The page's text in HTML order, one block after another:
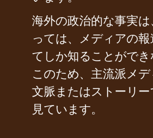
海外の政治的な事実
っては、メディアの
てしか知ることができ
このため、主流派メ
文脈またはストーリー
見ています。